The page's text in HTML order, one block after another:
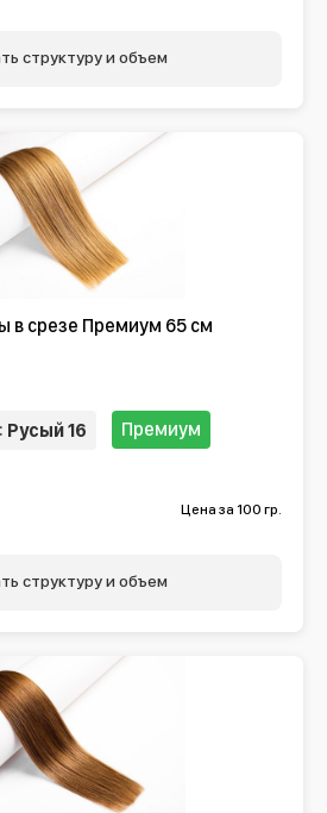
структуру и объем
в срезе Премиум 65 см
Русый 16 Премиум
Цена за 100 гр.
структуру и объем